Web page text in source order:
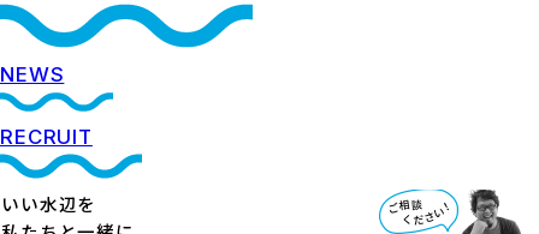
NEWS
RECRUIT
いい水辺を